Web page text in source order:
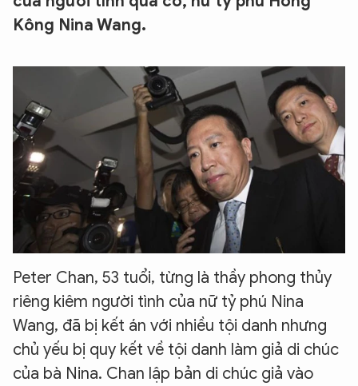
Kông Nina Wang.
Peter Chan, 53 tuổi, từng là thầy phong thủy
riêng kiêm người tình của nữ tỷ phú Nina
Wang, đã bị kết án với nhiều tội danh nhưng
chủ yếu bị quy kết về tội danh làm giả di chúc
của bà Nina. Chan lập bản di chúc giả vào